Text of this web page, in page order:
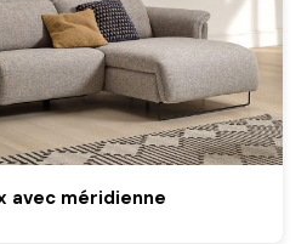
avec méridienne